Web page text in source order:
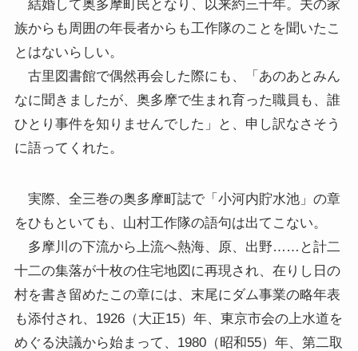
結婚して奥多摩町民となり、以来約三十年。夫の家
族からも周囲の年長者からも工作隊のことを聞いたこ
とはないらしい。
古里図書館で偶然再会した際にも、「あのあとみん
なに聞きましたが、奥多摩で生まれ育った職員も、誰
ひとり事件を知りませんでした」と、申し訳なさそう
に語ってくれた。
実際、全三巻の奥多摩町誌で「小河内貯水池」の章
をひもといても、山村工作隊の語句は出てこない。
多摩川の下流から上流へ熱海、原、出野……と計二
十二の集落が十枚の住宅地図に再現され、在りし日の
村を書き留めたこの章には、末尾にダム事業の略年表
も添付され、1926（大正15）年、東京市会の上水道を
めぐる決議から始まって、1980（昭和55）年、第二取